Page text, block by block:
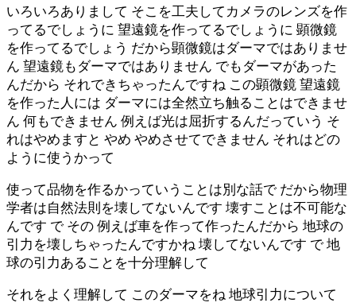
いろいろありまして そこを工夫してカメラのレンズを作
ってるでしょうに 望遠鏡を作ってるでしょうに 顕微鏡
を作ってるでしょう だから顕微鏡はダーマではありませ
ん 望遠鏡もダーマではありません でもダーマがあった
んだから それできちゃったんですね この顕微鏡 望遠鏡
を作った人には ダーマには全然立ち触ることはできませ
ん 何もできません 例えば光は屈折するんだっていう そ
れはやめますと やめ やめさせてできません それはどの
ように使うかって
使って品物を作るかっていうことは別な話で だから物理
学者は自然法則を壊してないんです 壊すことは不可能な
んです で その 例えば車を作って作ったんだから 地球の
引力を壊しちゃったんですかね 壊してないんです で 地
球の引力あることを十分理解して
それをよく理解して このダーマをね 地球引力について